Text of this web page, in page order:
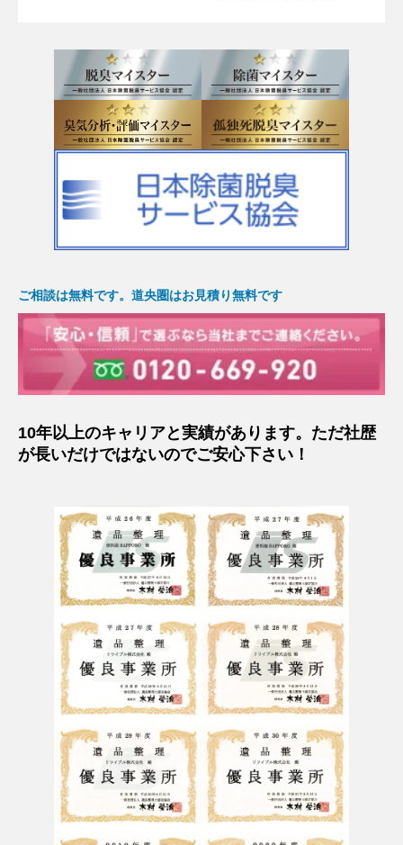
ご相談は無料です。道央圏はお見積り無料です
10年以上のキャリアと実績があります。ただ社歴
が長いだけではないのでご安心下さい！